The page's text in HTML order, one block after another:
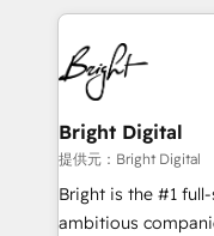
HubSpot COS
COS Design
Partner 📆Founded
automation,
lasting impact. We specialize in: • Turnkey and end-
to-end HubSpot
Sales, Service,
and chat agents,
workflows •
RevOps and AI-
design and CMS
Bright Digital
提供元：Bright Digital
Bright is the #1
ambitious